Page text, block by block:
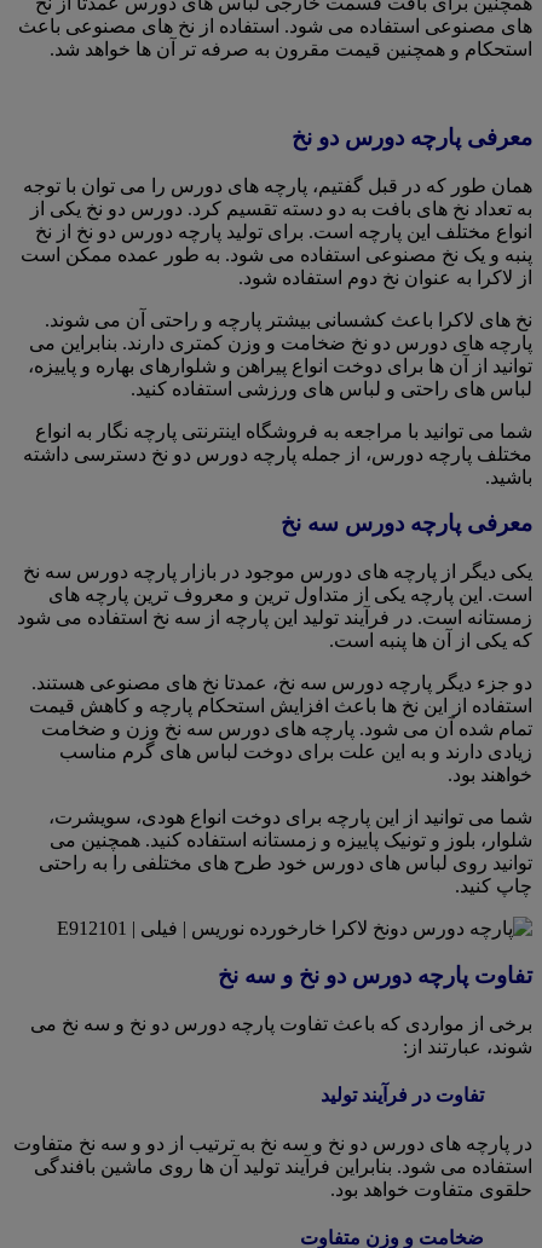
های مصنوعی استفاده می شود. استفاده از نخ های مصنوعی باعث
استحکام و همچنین قیمت مقرون به صرفه تر آن ها خواهد شد.
معرفی پارچه دورس دو نخ
همان طور که در قبل گفتیم، پارچه های دورس را می توان با توجه
به تعداد نخ های بافت به دو دسته تقسیم کرد. دورس دو نخ یکی از
انواع مختلف این پارچه است. برای تولید پارچه دورس دو نخ از نخ
پنبه و یک نخ مصنوعی استفاده می شود. به طور عمده ممکن است
از لاکرا به عنوان نخ دوم استفاده شود.
نخ های لاکرا باعث کشسانی بیشتر پارچه و راحتی آن می شوند.
پارچه های دورس دو نخ ضخامت و وزن کمتری دارند. بنابراین می
توانید از آن ها برای دوخت انواع پیراهن و شلوارهای بهاره و پاییزه،
لباس های راحتی و لباس های ورزشی استفاده کنید.
شما می توانید با مراجعه به فروشگاه اینترنتی پارچه نگار به انواع
مختلف پارچه دورس، از جمله پارچه دورس دو نخ دسترسی داشته
باشید.
معرفی پارچه دورس سه نخ
یکی دیگر از پارچه های دورس موجود در بازار پارچه دورس سه نخ
است. این پارچه یکی از متداول ترین و معروف ترین پارچه های
زمستانه است. در فرآیند تولید این پارچه از سه نخ استفاده می شود
که یکی از آن ها پنبه است.
دو جزء دیگر پارچه دورس سه نخ، عمدتا نخ های مصنوعی هستند.
استفاده از این نخ ها باعث افزایش استحکام پارچه و کاهش قیمت
تمام شده آن می شود. پارچه های دورس سه نخ وزن و ضخامت
زیادی دارند و به این علت برای دوخت لباس های گرم مناسب
خواهند بود.
شما می توانید از این پارچه برای دوخت انواع هودی، سویشرت،
شلوار، بلوز و تونیک پاییزه و زمستانه استفاده کنید. همچنین می
توانید روی لباس های دورس خود طرح های مختلفی را به راحتی
چاپ کنید.
تفاوت پارچه دورس دو نخ و سه نخ
برخی از مواردی که باعث تفاوت پارچه دورس دو نخ و سه نخ می
شوند، عبارتند از:
تفاوت در فرآیند تولید
در پارچه های دورس دو نخ و سه نخ به ترتیب از دو و سه نخ متفاوت
استفاده می شود. بنابراین فرآیند تولید آن ها روی ماشین بافندگی
حلقوی متفاوت خواهد بود.
ضخامت و وزن متفاوت